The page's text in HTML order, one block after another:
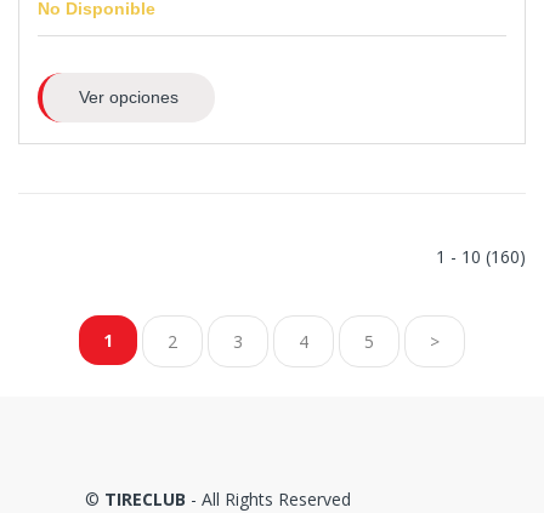
No Disponible
Ver opciones
1 - 10 (160)
1 2 3 4 5 >
© TIRECLUB - All Rights Reserved